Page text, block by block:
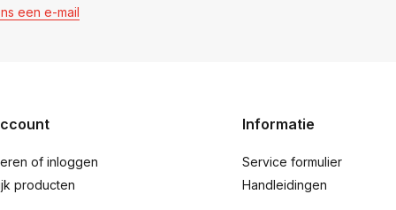
een e-mail
of inloggen
producten
Informatie
Service formulier
Handleidingen